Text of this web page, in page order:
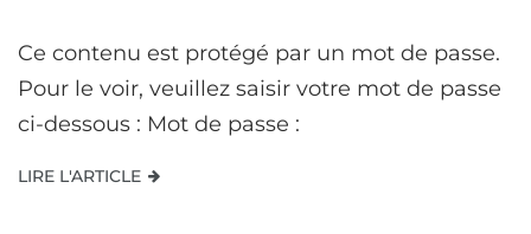
Ce contenu est protégé par un mot de passe.
Pour le voir, veuillez saisir votre mot de passe
ci-dessous : Mot de passe :
LIRE L'ARTICLE